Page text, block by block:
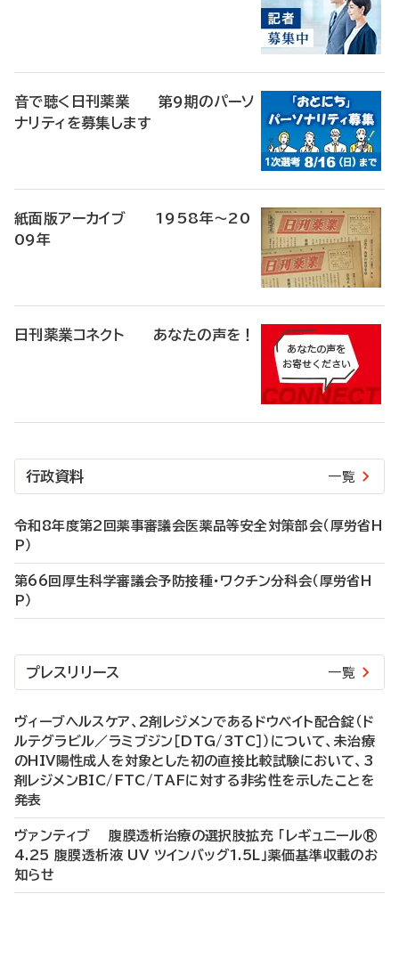
音で聴く日刊薬業 第9期のパーソ
ナリティを募集します
紙面版アーカイブ 1958年～20
09年
日刊薬業コネクト あなたの声を！
行政資料 一覧
令和8年度第2回薬事審議会医薬品等安全対策部会（厚労省H
P）
第66回厚生科学審議会予防接種・ワクチン分科会（厚労省H
P）
プレスリリース 一覧
ヴィーブヘルスケア、2剤レジメンであるドウベイト配合錠（ド
ルテグラビル／ラミブジン［DTG/3TC］）について、未治療
のHIV陽性成人を対象とした初の直接比較試験において、3
剤レジメンBIC/FTC/TAFに対する非劣性を示したことを
発表
ヴァンティブ 腹膜透析治療の選択肢拡充 「レギュニール®
4.25 腹膜透析液 UV ツインバッグ1.5L」薬価基準収載のお
知らせ